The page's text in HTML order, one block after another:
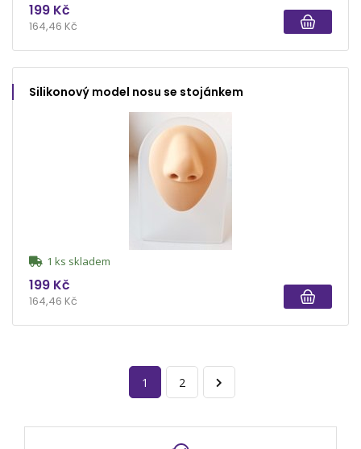
199 Kč
164,46 Kč
Silikonový model nosu se stojánkem
1 ks skladem
199 Kč
164,46 Kč
1 2